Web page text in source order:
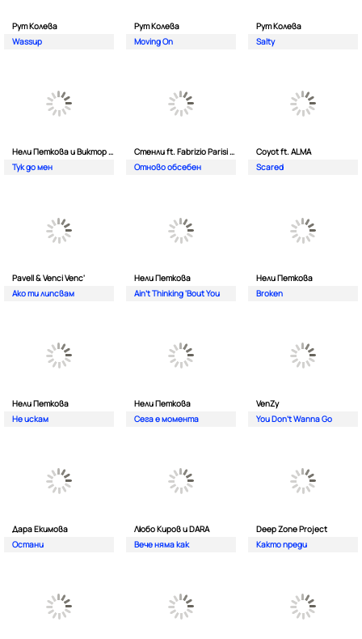
Рут Колева
Wassup
Рут Колева
Moving On
Рут Колева
Salty
Нели Петкова и Виктор Калев
Тук до мен
Стенли ft. Fabrizio Parisi & The Editor
Отново обсебен
Coyot ft. ALMA
Scared
Pavell & Venci Venc'
Ако ти липсвам
Нели Петкова
Ain't Thinking 'Bout You
Нели Петкова
Broken
Нели Петкова
Не искам
Нели Петкова
Сега е момента
VenZy
You Don't Wanna Go
Дара Екимова
Остани
Любо Киров и DARA
Вече няма как
Deep Zone Project
Както преди